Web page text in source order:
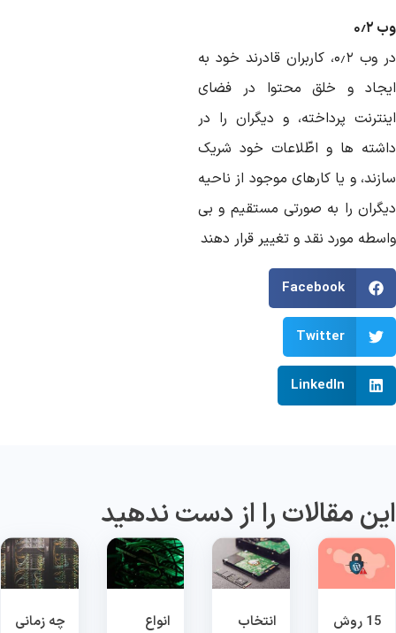
۲٫۰
وب ۲٫۰، کاربران قادرند خود
به
خلق محتوا در
فضای
پرداخته،
دیگران را
در
ها اطّلاعات خود
شریک
و یا کارهایموجود از ناحیه
را به صورتی مستقیم و بی
مورد نقد و تغییرقرار دهند
Facebook
Twitter
LinkedIn
مقالات را از دست ندهید
15 روش
انتخاب
انواع
چه زمانی